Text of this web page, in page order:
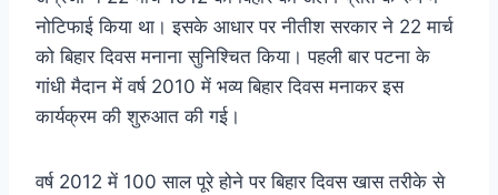
नोटिफाई किया था। इसके आधार पर नीतीश सरकार ने 22 मार्च
को बिहार दिवस मनाना सुनिश्चित किया। पहली बार पटना के
गांधी मैदान में वर्ष 2010 में भव्य बिहार दिवस मनाकर इस
कार्यक्रम की शुरुआत की गई।
वर्ष 2012 में 100 साल पूरे होने पर बिहार दिवस खास तरीके से